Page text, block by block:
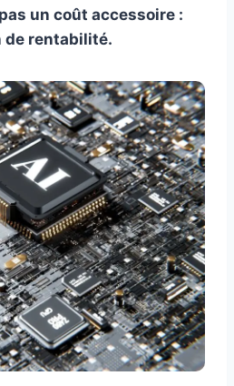
un coût accessoire :
de rentabilité.